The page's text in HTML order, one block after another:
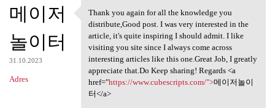
메이저
놀이터
31.10.2023
Adres
Thank you again for all the
Thank you again for all the knowledge you
distribute,Good post. I was very interested in the
article, it's quite inspiring I should admit. I like
visiting you site since I always come across
interesting articles like this one.Great Job, I greatly
appreciate that.Do Keep sharing! Regards <a
href="https://www.cubescripts.com/">메이저놀이
터</a>